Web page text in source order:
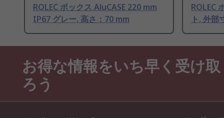
ROLEC ボックス AluCASE 220 mm
IP67 グレー, 高さ：70 mm
ROLEC
ト, 外
お得な情報をいち早く受け取
ろう